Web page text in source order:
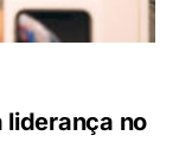
liderança no